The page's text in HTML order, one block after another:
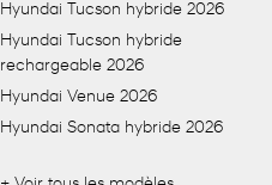
Hyundai Tucson hybride 2026
Hyundai Tucson hybride
rechargeable 2026
Hyundai Venue 2026
Hyundai Sonata hybride 2026